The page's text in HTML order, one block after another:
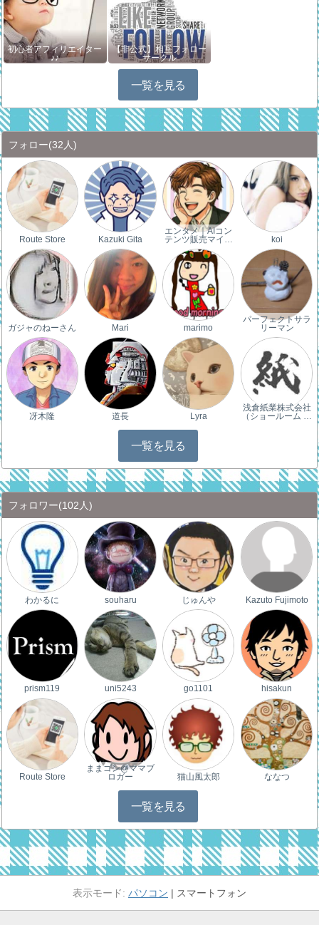
初心者アフィリエイター
♪♪
【非公式】相互フォロー
サークル
一覧を見る
フォロー(32人)
Route Store Kazuki Gita
エンタメ｜AIコン
テンツ販売マイ…
koi
ガジャのねーさん Mari marimo
パーフェクトサラ
リーマン
冴木隆 道長 Lyra
浅倉紙業株式会社
（ショールーム …
一覧を見る
フォロワー(102人)
わかるに souharu じゅんや Kazuto Fujimoto
prism119 uni5243 go1101 hisakun
Route Store
ままゴン@ママブ
ロガー
猫山風太郎 ななつ
一覧を見る
パソコン スマートフォン